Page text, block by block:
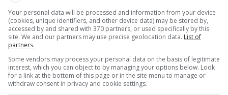
aktuale të NHS rekomandojnë që të
në javë, duke përfshirë grupet kryesore
shpatullat dhe krahët.
të rriturit këshillohen të bëjnë të paktën
Your personal data will be processed and information from your device
(cookies, unique identifiers, and other device data) may be stored by,
accessed by and shared with 370 partners, or used specifically by this
site. We and our partners may use precise geolocation data. List of
partners.
Some vendors may process your personal data on the basis of legitimate
interest, which you can object to by managing your options below. Look
for a link at the bottom of this page or in the site menu to manage or
withdraw consent in privacy and cookie settings.